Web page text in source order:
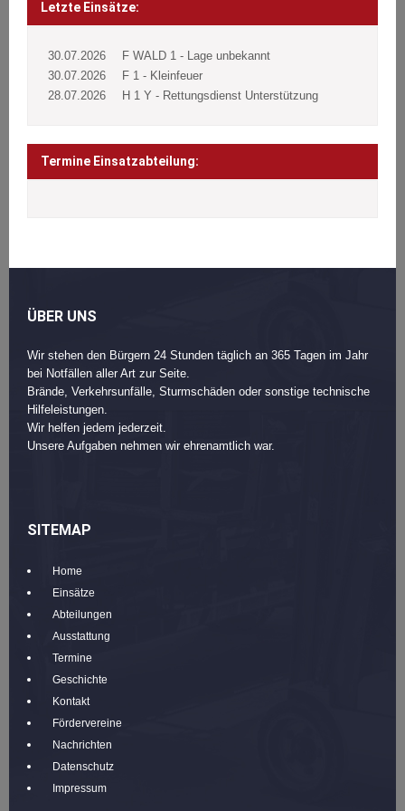
navigation
Letzte Einsätze:
30.07.2026
F WALD 1 - Lage unbekannt
30.07.2026
F 1 - Kleinfeuer
28.07.2026
H 1 Y - Rettungsdienst Unterstützung
Termine Einsatzabteilung:
ÜBER UNS
Wir stehen den Bürgern 24 Stunden täglich an 365 Tagen im Jahr
bei Notfällen aller Art zur Seite.
Brände, Verkehrsunfälle, Sturmschäden oder sonstige technische
Hilfeleistungen.
Wir helfen jedem jederzeit.
Unsere Aufgaben nehmen wir ehrenamtlich war.
SITEMAP
Home
Einsätze
Abteilungen
Ausstattung
Termine
Geschichte
Kontakt
Fördervereine
Nachrichten
Datenschutz
Impressum